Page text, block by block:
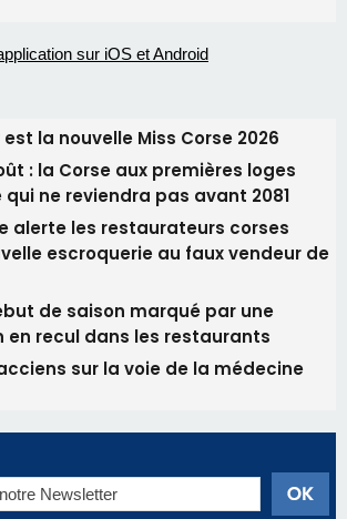
la nouvelle Miss Corse 2026
: la Corse aux premières loges
ne reviendra pas avant 2081
alerte les restaurateurs corses
escroquerie au faux vendeur de
de saison marqué par une
en recul dans les restaurants
sur la voie de la médecine